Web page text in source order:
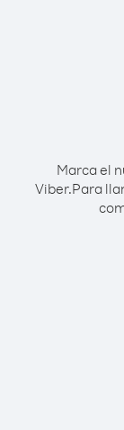
Marca el
Viber.Para